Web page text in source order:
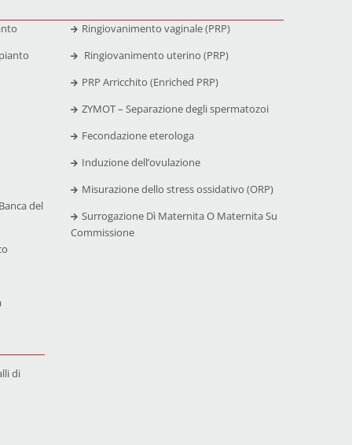
del
Ringiovanimento vaginale (PRP)
Ringiovanimento uterino (PRP)
PRP Arricchito (Enriched PRP)
ZYMOT – Separazione degli spermatozoi
Fecondazione eterologa
Induzione dell’ovulazione
Misurazione dello stress ossidativo (ORP)
Surrogazione Dì Maternita O Maternita Su
Commissione
di